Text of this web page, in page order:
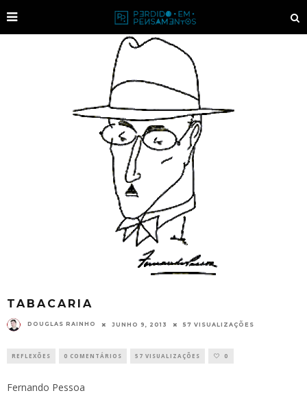
TABACARIA
DOUGLAS RAINHO JUNHO 9, 2013 57 VISUALIZAÇÕES
REFLEXÕES 0 COMENTÁRIOS 57 VISUALIZAÇÕES 0
Fernando Pessoa